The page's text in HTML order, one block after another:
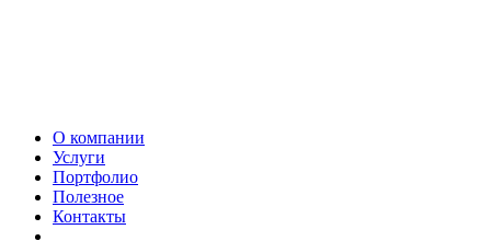
О компании
Услуги
Портфолио
Полезное
Контакты